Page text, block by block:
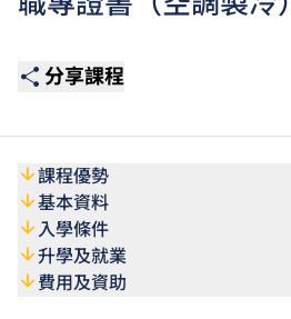
分享課程
課程優勢
基本資料
入學條件
升學及就業
費用及資助